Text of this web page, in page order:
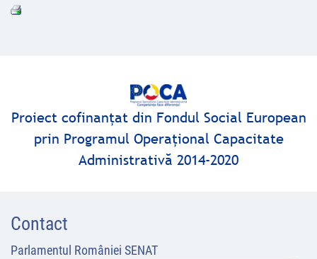
Proiect cofinanţat din Fondul Social European
prin Programul Operaţional Capacitate
Administrativă 2014-2020
Contact
Parlamentul României SENAT